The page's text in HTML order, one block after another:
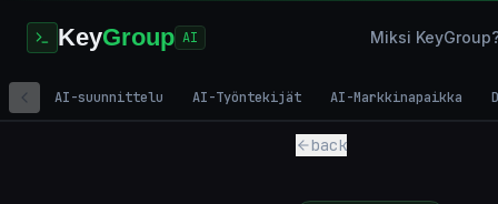
KeyGroup AI Miksi
AI-suunnittelu AI-Työntekijät AI-Markkinapaikka
back